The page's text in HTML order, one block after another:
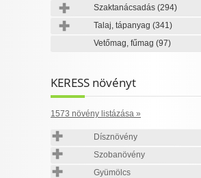
Szaktanácsadás (294)
Talaj, tápanyag (341)
Vetőmag, fűmag (97)
KERESS növényt
1573 növény listázása »
Dísznövény
Szobanövény
Gyümölcs